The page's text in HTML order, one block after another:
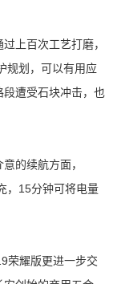
上百次工艺打磨，
规划，可以有用应
遭受石块冲击，也
的续航方面，
，15分钟可将电量
耀版更进一步交